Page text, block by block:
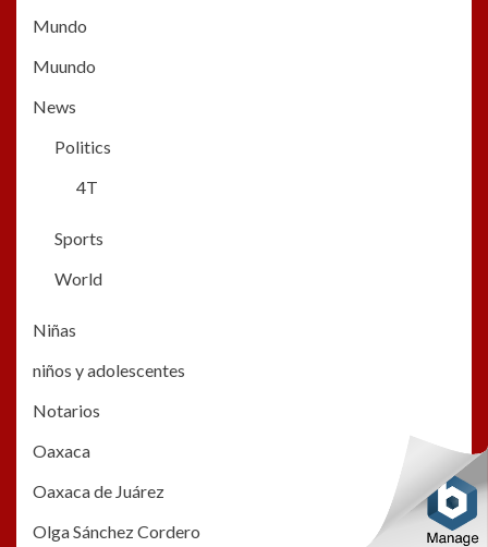
Mundo
Muundo
News
Politics
4T
Sports
World
Niñas
niños y adolescentes
Notarios
Oaxaca
Oaxaca de Juárez
Olga Sánchez Cordero